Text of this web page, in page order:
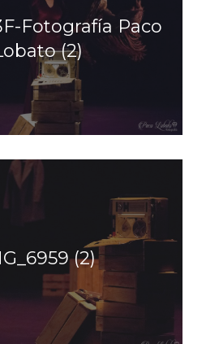
Fotografía Paco
(2)
(2)